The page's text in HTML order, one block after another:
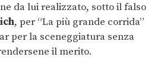
da lui realizzato, sotto il falso
, per “La più grande corrida”
per la sceneggiatura senza
il merito.